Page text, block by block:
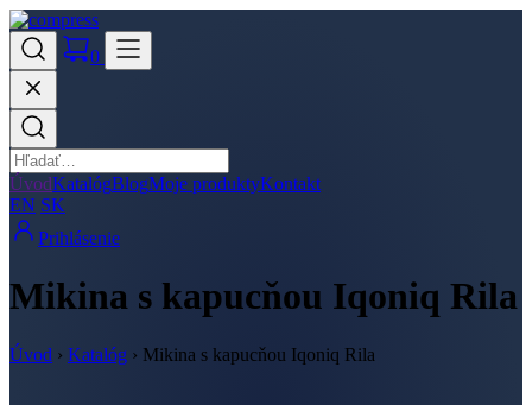
0
ÚvodKatalógBlogMoje produktyKontakt
EN SK
Prihlásenie
Mikina s kapucňou Iqoniq Rila
Úvod › Katalóg › Mikina s kapucňou Iqoniq Rila